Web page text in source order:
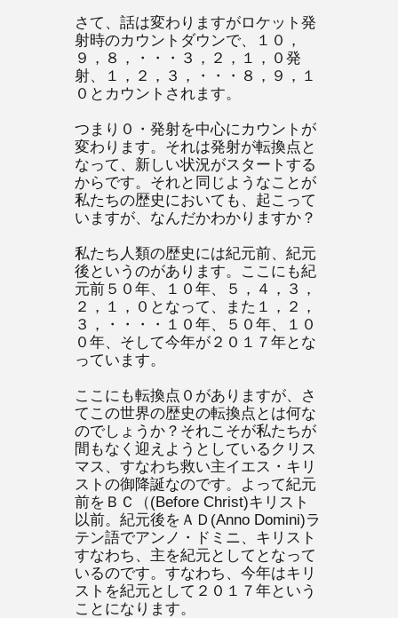
さて、話は変わりますがロケット発
射時のカウントダウンで、１０，
９，８，・・・３，２，１，０発
射、１，２，３，・・・８，９，１
０とカウントされます。
つまり０・発射を中心にカウントが
変わります。それは発射が転換点と
なって、新しい状況がスタートする
からです。それと同じようなことが
私たちの歴史においても、起こって
いますが、なんだかわかりますか？
私たち人類の歴史には紀元前、紀元
後というのがあります。ここにも紀
元前５０年、１０年、５，４，３，
２，１，０となって、また１，２，
３，・・・・１０年、５０年、１０
０年、そして今年が２０１７年とな
っています。
ここにも転換点０がありますが、さ
てこの世界の歴史の転換点とは何な
のでしょうか？それこそが私たちが
間もなく迎えようとしているクリス
マス、すなわち救い主イエス・キリ
ストの御降誕なのです。よって紀元
前をＢＣ（(Before Christ)キリスト
以前。紀元後をＡＤ(Anno Domini)ラ
テン語でアンノ・ドミニ、キリスト
すなわち、主を紀元としてとなって
いるのです。すなわち、今年はキリ
ストを紀元として２０１７年という
ことになります。